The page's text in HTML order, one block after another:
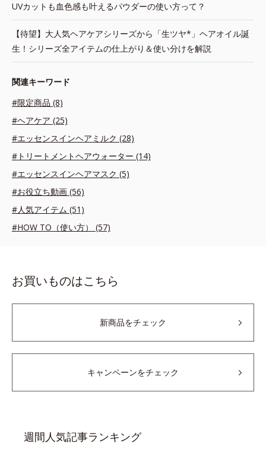
UVカットも血色感も叶えるパウダーの使い方って？
【待望】大人気ヘアケアシリーズから「生ツヤ*」ヘアオイル誕
生！シリーズ全アイテムの仕上がり＆使い分けを解説
関連キーワード
#限定商品 (8)
#ヘアケア (25)
#エッセンスインヘアミルク (28)
#トリートメントヘアウォーター (14)
#エッセンスインヘアマスク (5)
#お役立ち動画 (56)
#人気アイテム (51)
#HOW TO（使い方） (57)
お買いものはこちら
新商品をチェック
キャンペーンをチェック
週間人気記事ランキング